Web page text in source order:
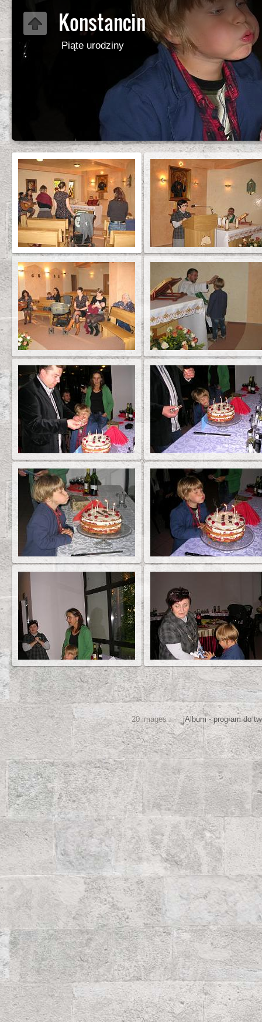
Konstancin
Piąte urodziny
20 images ·jAlbum - program do